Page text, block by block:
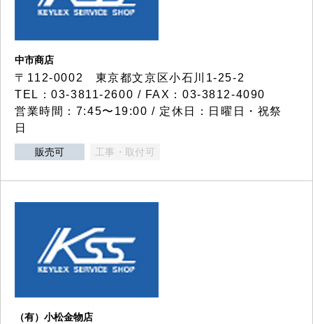
中市商店
〒112-0002 東京都文京区小石川1-25-2
TEL：03-3811-2600 / FAX：03-3812-4090
営業時間：7:45〜19:00 / 定休日：日曜日・祝祭
日
販売可 工事・取付可
（有）小松金物店